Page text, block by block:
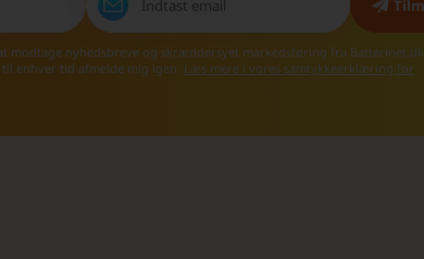
modtage nyhedsbreve og skræddersyet markedsføring fra Batterinet.dk
til enhver tid afmelde mig igen. Læs mere i vores samtykkeerklæring for